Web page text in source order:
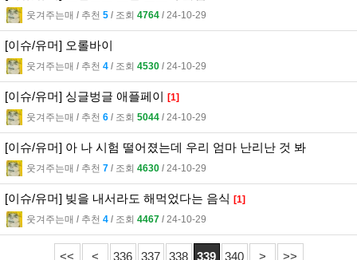
웃겨주는매 l 추천 5 l 조회 4764 l 24-10-29
[이슈/유머] 오롤바이
웃겨주는매 l 추천 4 l 조회 4530 l 24-10-29
[이슈/유머] 싱글벙글 애플페이 [1]
웃겨주는매 l 추천 6 l 조회 5044 l 24-10-29
[이슈/유머] 아 나 시험 떨어졌는데 우리 엄마 난리난 것 봐
웃겨주는매 l 추천 7 l 조회 4630 l 24-10-29
[이슈/유머] 빚을 내서라도 해먹었다는 음식 [1]
웃겨주는매 l 추천 4 l 조회 4467 l 24-10-29
<< < 336 337 338 339 340 > >>